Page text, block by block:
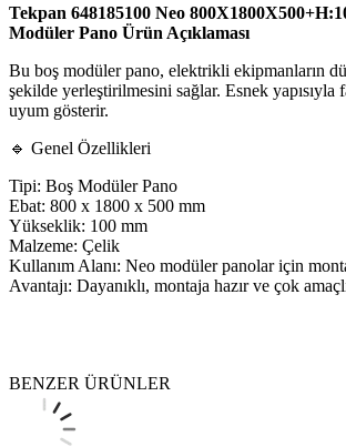
Tekpan 648185100 Neo
Modüler Pano Ürün Açıklaması
Bu boş modüler pano, elektrikli ekipmanların
şekilde yerleştirilmesini sağlar. Esnek yapısıyla
uyum gösterir.
🔹 Genel Özellikleri
Tipi: Boş Modüler Pano
Ebat: 800 x 1800 x 500 mm
Yükseklik: 100 mm
Malzeme: Çelik
Kullanım Alanı: Neo modüler panolar için
Avantajı: Dayanıklı, montaja hazır ve çok
BENZER ÜRÜNLER